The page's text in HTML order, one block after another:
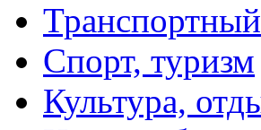
Спорт, туризм
Культура,